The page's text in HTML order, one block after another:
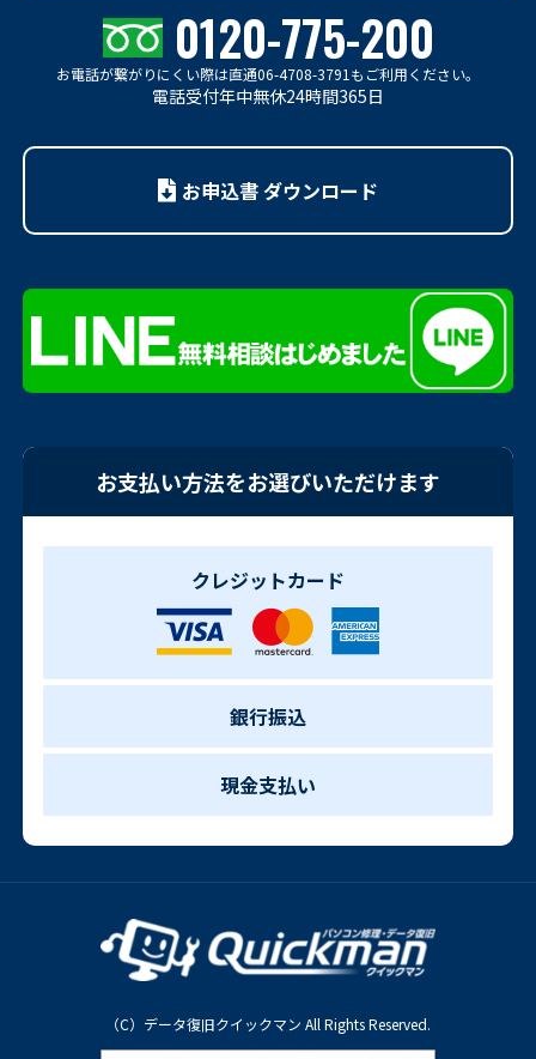
0120-775-200
お電話が繋がりにくい際は直通06-4708-3791もご利用ください。
電話受付年中無休24時間365日
お申込書 ダウンロード
お支払い方法をお選びいただけます
クレジットカード
銀行振込
現金支払い
（C）データ復旧クイックマン All Rights Reserved.